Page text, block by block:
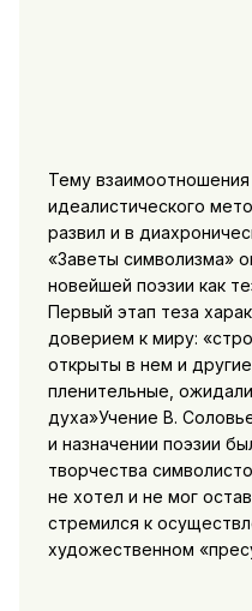
Тему взаимоотношения
идеалистического
развил и в
«Заветы символизма»
новейшей поэзии как
Первый этап теза
доверием к миру:
открыты в нем и
пленительные,
духа»Учение В.
и назначении поэзии
творчества
не хотел и не мог
стремился к
художественном